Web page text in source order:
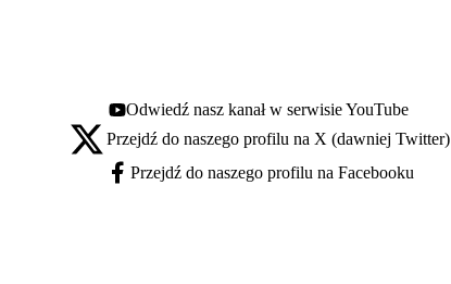
Youtube - otwiera się w nowej karcie
Odwiedź nasz kanał w serwisie YouTube
X - otwiera się w nowej karcie
Przejdź do naszego profilu na X (dawniej Twitter)
Facebook - otwiera się w nowej karcie
Przejdź do naszego profilu na Facebooku